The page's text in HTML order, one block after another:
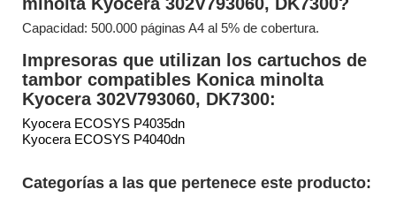
Capacidad: 500.000 páginas A4 al 5% de cobertura.
Impresoras que utilizan los cartuchos de
tambor compatibles Konica minolta
Kyocera 302V793060, DK7300:
Kyocera ECOSYS P4035dn
Kyocera ECOSYS P4040dn
Categorías a las que pertenece este producto: